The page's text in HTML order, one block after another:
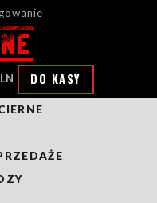
DO KASY